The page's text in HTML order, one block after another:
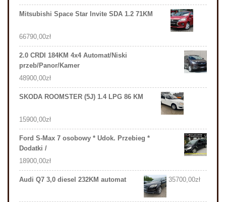
Mitsubishi Space Star Invite SDA 1.2 71KM
66790,00zł
2.0 CRDI 184KM 4x4 Automat/Niski
przeb/Panor/Kamer
48900,00zł
SKODA ROOMSTER (5J) 1.4 LPG 86 KM
15900,00zł
Ford S-Max 7 osobowy * Udok. Przebieg *
Dodatki /
18900,00zł
Audi Q7 3,0 diesel 232KM automat 35700,00zł